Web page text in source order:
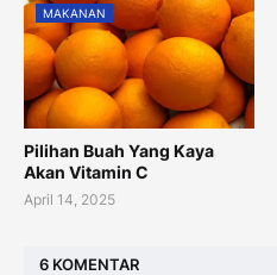
MAKANAN
Pilihan Buah Yang Kaya
Akan Vitamin C
April 14, 2025
6 KOMENTAR